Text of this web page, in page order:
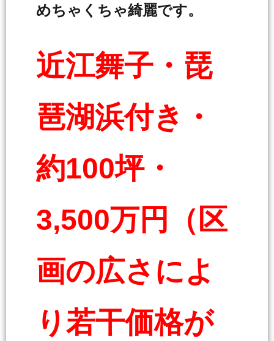
めちゃくちゃ綺麗です。
近江舞子・琵
琶湖浜付き・
約100坪・
3,500万円（区
画の広さによ
り若干価格が